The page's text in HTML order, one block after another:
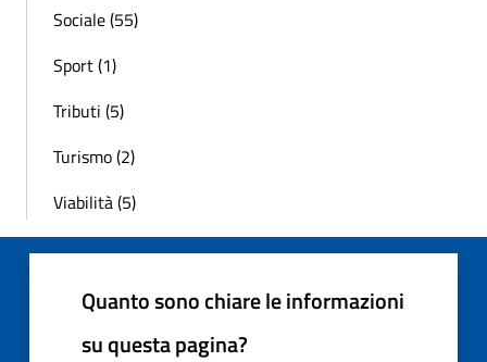
Sociale (55)
Sport (1)
Tributi (5)
Turismo (2)
Viabilità (5)
Quanto sono chiare le informazioni
su questa pagina?